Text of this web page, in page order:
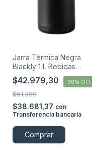
Jarra Térmica Negra
Blackly 1 L Bebidas
Calientes Y Frías Negro
$42.979,30 -30% OFF
$61.399
$38.681,37 con
Transferencia bancaria
Comprar